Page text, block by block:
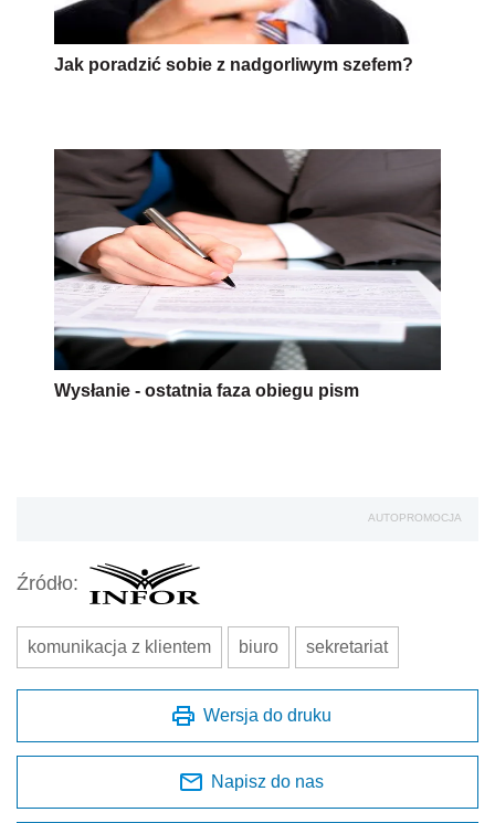
Jak poradzić sobie z nadgorliwym szefem?
Wysłanie - ostatnia faza obiegu pism
AUTOPROMOCJA
Źródło:
komunikacja z klientem biuro sekretariat
Wersja do druku
Napisz do nas